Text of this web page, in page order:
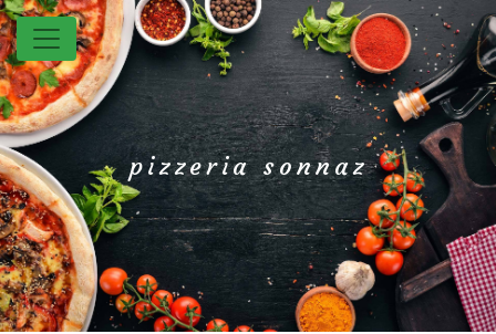
Panneau de gestion des cookies
pizzeria sonnaz